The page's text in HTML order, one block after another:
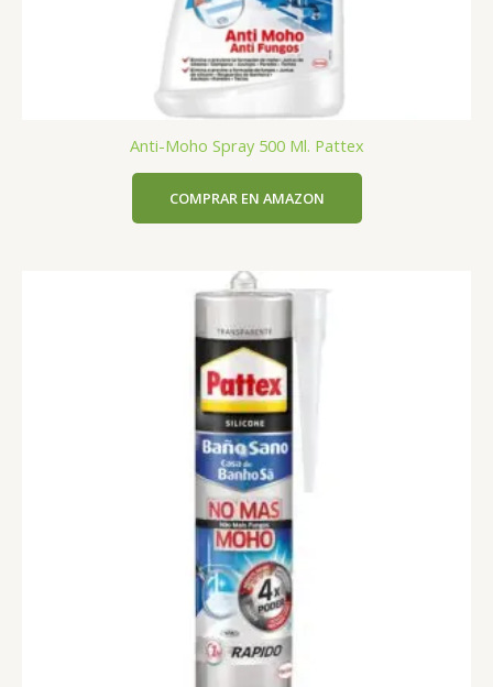
Anti-Moho Spray 500 Ml. Pattex
COMPRAR EN AMAZON